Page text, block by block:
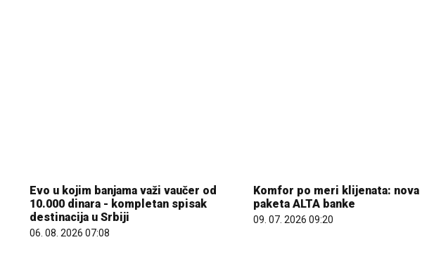
destinacija u Srbiji
06. 08. 2026 07:08
09. 07. 2026 09:20